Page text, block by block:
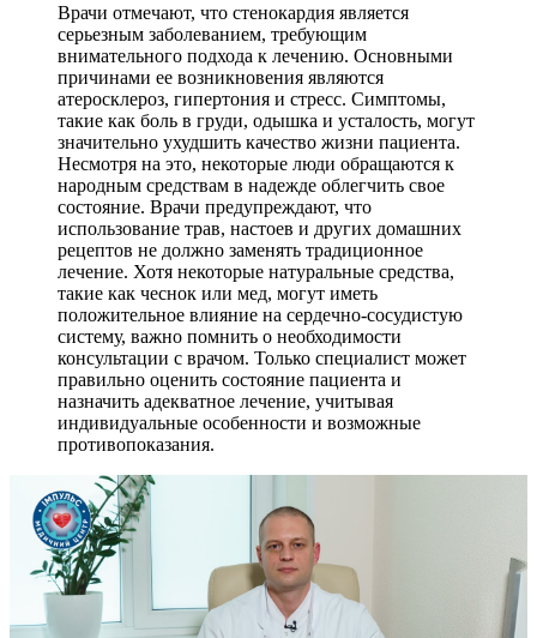
Врачи отмечают, что стенокардия является
серьезным заболеванием, требующим
внимательного подхода к лечению. Основными
причинами ее возникновения являются
атеросклероз, гипертония и стресс. Симптомы,
такие как боль в груди, одышка и усталость, могут
значительно ухудшить качество жизни пациента.
Несмотря на это, некоторые люди обращаются к
народным средствам в надежде облегчить свое
состояние. Врачи предупреждают, что
использование трав, настоев и других домашних
рецептов не должно заменять традиционное
лечение. Хотя некоторые натуральные средства,
такие как чеснок или мед, могут иметь
положительное влияние на сердечно-сосудистую
систему, важно помнить о необходимости
консультации с врачом. Только специалист может
правильно оценить состояние пациента и
назначить адекватное лечение, учитывая
индивидуальные особенности и возможные
противопоказания.